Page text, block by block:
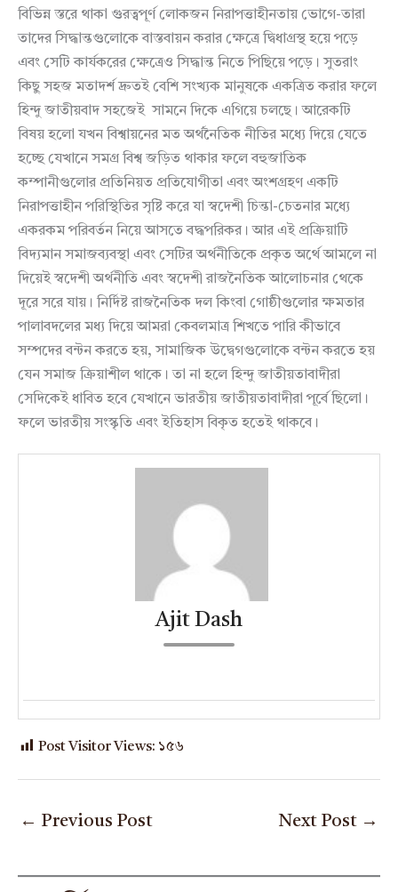
বিভিন্ন স্তরে থাকা গুরত্বপূর্ণ লোকজন নিরাপত্তাহীনতায় ভোগে-তারা
তাদের সিদ্ধান্তগুলোকে বাস্তবায়ন করার ক্ষেত্রে দ্বিধাগ্রস্থ হয়ে পড়ে
এবং সেটি কার্যকরের ক্ষেত্রেও সিদ্ধান্ত নিতে পিছিয়ে পড়ে। সুতরাং
কিছু সহজ মতাদর্শ দ্রুতই বেশি সংখ্যক মানুষকে একত্রিত করার ফলে
হিন্দু জাতীয়বাদ সহজেই সামনে দিকে এগিয়ে চলছে। আরেকটি
বিষয় হলো যখন বিশ্বায়নের মত অর্থনৈতিক নীতির মধ্যে দিয়ে যেতে
হচ্ছে যেখানে সমগ্র বিশ্ব জড়িত থাকার ফলে বহুজাতিক
কম্পানীগুলোর প্রতিনিয়ত প্রতিযোগীতা এবং অংশগ্রহণ একটি
নিরাপত্তাহীন পরিস্থিতির সৃষ্টি করে যা স্বদেশী চিন্তা-চেতনার মধ্যে
একরকম পরিবর্তন নিয়ে আসতে বদ্ধপরিকর। আর এই প্রক্রিয়াটি
বিদ্যমান সমাজব্যবস্থা এবং সেটির অর্থনীতিকে প্রকৃত অর্থে আমলে না
দিয়েই স্বদেশী অর্থনীতি এবং স্বদেশী রাজনৈতিক আলোচনার থেকে
দূরে সরে যায়। নির্দিষ্ট রাজনৈতিক দল কিংবা গোষ্ঠীগুলোর ক্ষমতার
পালাবদলের মধ্য দিয়ে আমরা কেবলমাত্র শিখতে পারি কীভাবে
সম্পদের বন্টন করতে হয়, সামাজিক উদ্বেগগুলোকে বন্টন করতে হয়
যেন সমাজ ক্রিয়াশীল থাকে। তা না হলে হিন্দু জাতীয়তাবাদীরা
সেদিকেই ধাবিত হবে যেখানে ভারতীয় জাতীয়তাবাদীরা পূর্বে ছিলো।
ফলে ভারতীয় সংস্কৃতি এবং ইতিহাস বিকৃত হতেই থাকবে।
Ajit Dash
Post Visitor Views: ১৫৬
← Previous Post Next Post →